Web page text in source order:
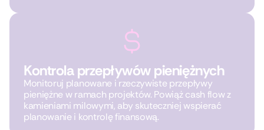
Kontrola przepływów pieniężnych
Monitoruj planowane i rzeczywiste przepływy
pieniężne w ramach projektów. Powiąż cash flow z
kamieniami milowymi, aby skuteczniej wspierać
planowanie i kontrolę finansową.